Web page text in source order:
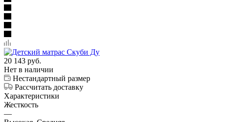
20 143 руб.
Нет в наличии
Нестандартный размер
Рассчитать доставку
Характеристики
Жесткость
—